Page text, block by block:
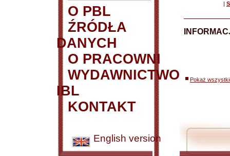
O PBL
ŹRÓDŁA
DANYCH
O PRACOWNI
WYDAWNICTWO
IBL
KONTAKT
English version
|
Pokaż